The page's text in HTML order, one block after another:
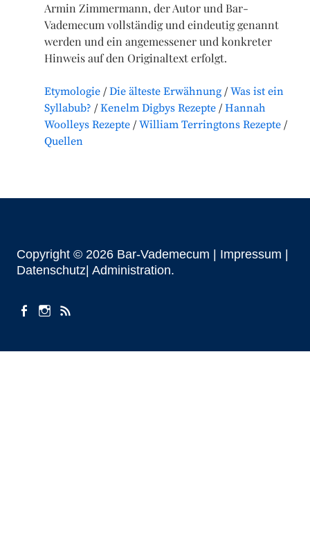
Armin Zimmermann, der Autor und Bar-
Vademecum vollständig und eindeutig genannt
werden und ein angemessener und konkreter
Hinweis auf den Originaltext erfolgt.
Etymologie Die älteste Erwähnung
Was ist ein
Syllabub?
Kenelm Digbys Rezepte
Hannah
Woolleys Rezepte
William Terringtons Rezepte
Quellen
Copyright © 2026 Bar-Vademecum | Impressum
Datenschutz| Administration